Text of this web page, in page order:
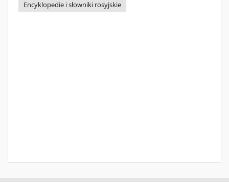
Encyklopedie i słowniki rosyjskie